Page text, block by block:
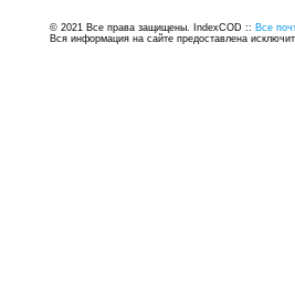
© 2021 Все права защищены. IndexCOD :: Все
Вся информация на сайте предоставлена